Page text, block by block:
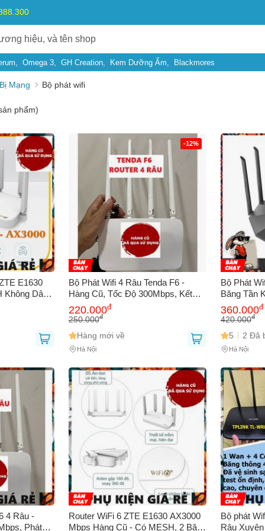
Omega 3 GH Creation Kem Dưỡng Ẩm Blackmores
Mạng Bộ phát wifi
phẩm)
E1630
Không Dây,
Đặt Dễ
-12%
Bộ Phát Wifi 4 Râu Tenda F6 -
Hàng Cũ, Tốc Độ 300Mbps, Kết
Nối Mạnh Mẽ, Router Chất Lượng,
Tiết Kiệm Chi Phí
220.000đ
250.000đ
Hàng mới về
Hà Nội
Bộ Phát
Băng Tần
Độ
Hỗ Trợ 128
360.000đ
420.000đ
5 2 Đã
Hà Nội
4 Râu -
Phát
Router WiFi 6 ZTE E1630 AX3000
Mbps Hàng Cũ - Có MESH, 2 Băng
Bộ phát
Râu
Hãy báo lỗi cho chúng tôi. Hoặc gọi cho chúng tôi qua số 0911.888.300
(*)